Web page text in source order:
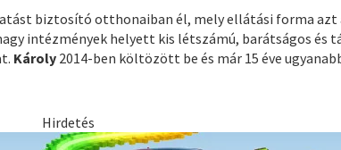
biztosító otthonaiban él, mely ellátási forma azt
intézmények helyett kis létszámú, barátságos és
Károly 2014-ben költözött be és már 15 éve
Hirdetés